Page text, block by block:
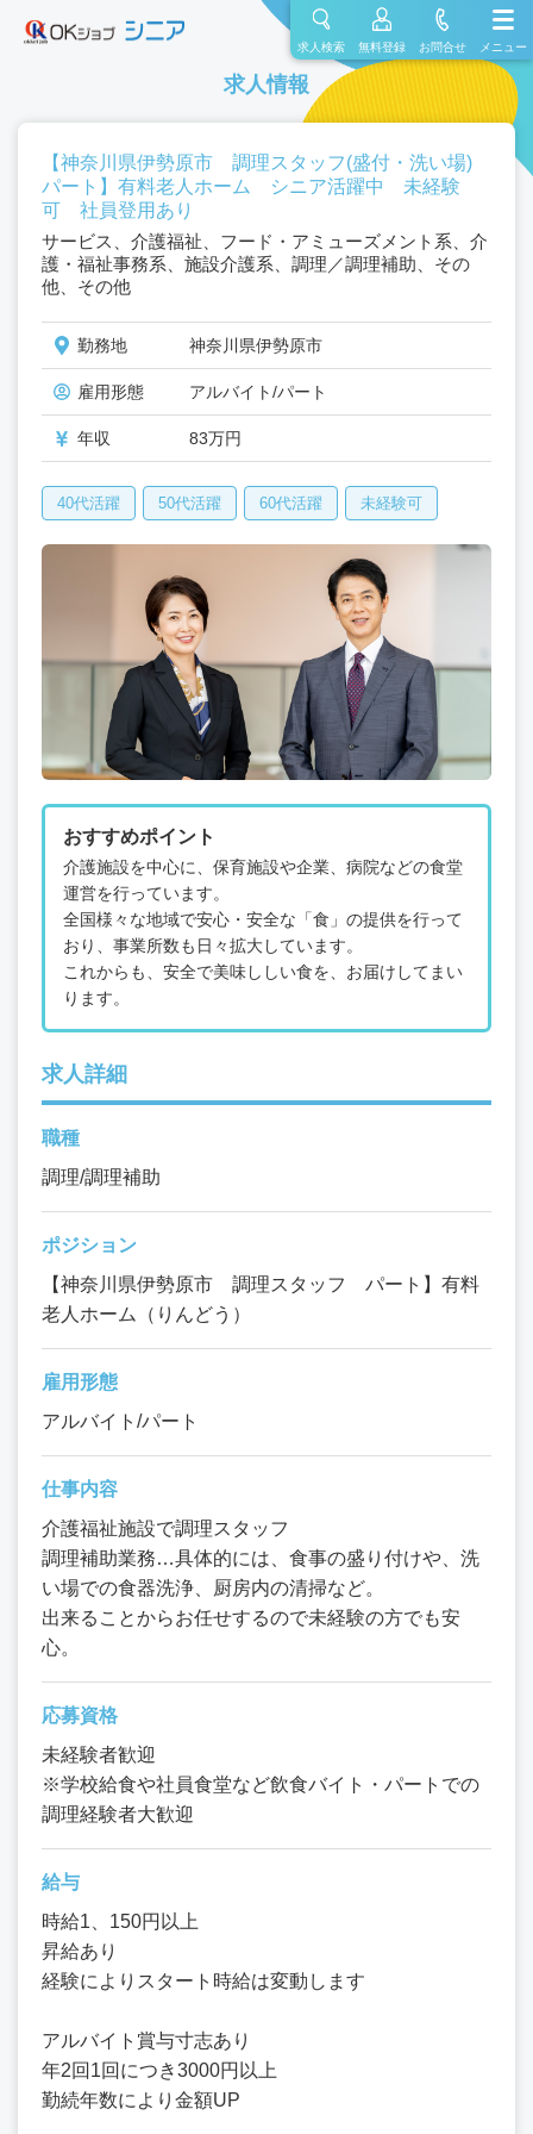
求人検索 無料登録 お問合せ メニュー
求人情報
【神奈川県伊勢原市 調理スタッフ(盛付・洗い場)
パート】有料老人ホーム シニア活躍中 未経験
可 社員登用あり
サービス、介護福祉、フード・アミューズメント系、介
護・福祉事務系、施設介護系、調理／調理補助、その
他、その他
勤務地 神奈川県伊勢原市
雇用形態 アルバイト/パート
年収 83万円
40代活躍 50代活躍 60代活躍 未経験可
おすすめポイント
介護施設を中心に、保育施設や企業、病院などの食堂
運営を行っています。
全国様々な地域で安心・安全な「食」の提供を行って
おり、事業所数も日々拡大しています。
これからも、安全で美味ししい食を、お届けしてまい
ります。
求人詳細
職種
調理/調理補助
ポジション
【神奈川県伊勢原市 調理スタッフ パート】有料
老人ホーム（りんどう）
雇用形態
アルバイト/パート
仕事内容
介護福祉施設で調理スタッフ
調理補助業務…具体的には、食事の盛り付けや、洗
い場での食器洗浄、厨房内の清掃など。
出来ることからお任せするので未経験の方でも安
心。
応募資格
未経験者歓迎
※学校給食や社員食堂など飲食バイト・パートでの
調理経験者大歓迎
給与
時給1、150円以上
昇給あり
経験によりスタート時給は変動します
アルバイト賞与寸志あり
年2回1回につき3000円以上
勤続年数により金額UP